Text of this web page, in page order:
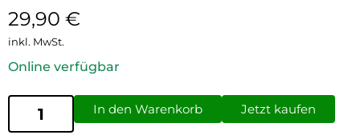
29,90 €
inkl. MwSt.
Online verfügbar
In den Warenkorb Jetzt kaufen